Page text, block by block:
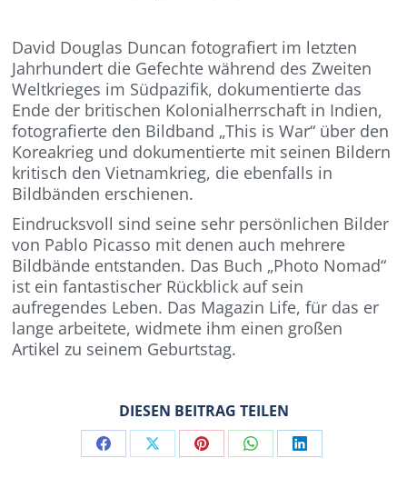
David Douglas Duncan fotografiert im letzten
Jahrhundert die Gefechte während des Zweiten
Weltkrieges im Südpazifik, dokumentierte das
Ende der britischen Kolonialherrschaft in Indien,
fotografierte den Bildband „This is War“ über den
Koreakrieg und dokumentierte mit seinen Bildern
kritisch den Vietnamkrieg, die ebenfalls in
Bildbänden erschienen.
Eindrucksvoll sind seine sehr persönlichen Bilder
von Pablo Picasso mit denen auch mehrere
Bildbände entstanden. Das Buch „Photo Nomad“
ist ein fantastischer Rückblick auf sein
aufregendes Leben. Das Magazin Life, für das er
lange arbeitete, widmete ihm einen großen
Artikel zu seinem Geburtstag.
DIESEN BEITRAG TEILEN
Share Share Share Share Share